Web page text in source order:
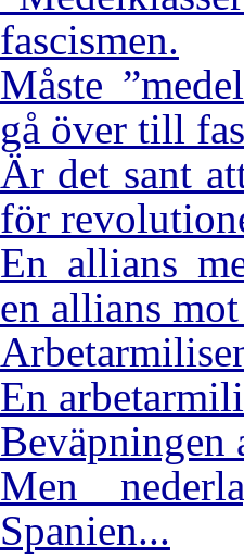
fascismen.
Måste
gå över till
Är det sant
för
En allians
en allians
En
Beväpningen
Men
Spanien...